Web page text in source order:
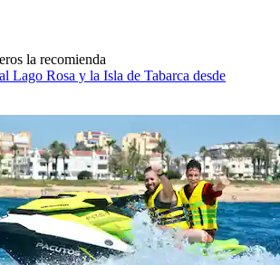
la recomienda
Lago Rosa y la Isla de Tabarca desde